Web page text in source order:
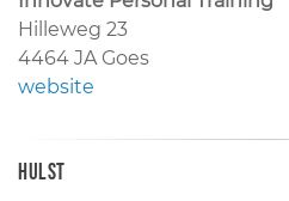
Hilleweg 23
4464 JA Goes
website
Hulst